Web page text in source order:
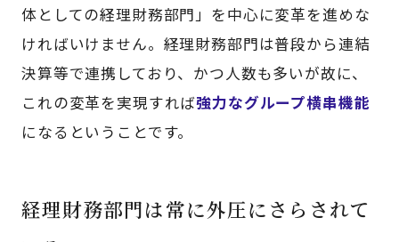
体としての経理財務部門」を中心に変革を進めな
ければいけません。経理財務部門は普段から連結
決算等で連携しており、かつ人数も多いが故に、
これの変革を実現すれば強力なグループ横串機能
になるということです。
経理財務部門は常に外圧にさらされて